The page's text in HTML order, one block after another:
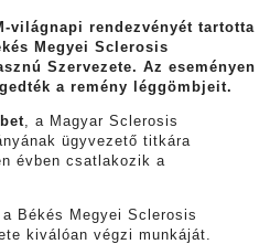
világnapi rendezvényét tartotta
Megyei Sclerosis
Szervezete. Az eseményen
a remény léggömbjeit.
, a Magyar Sclerosis
ügyvezető titkára
évben csatlakozik a
Békés Megyei Sclerosis
kiválóan végzi munkáját.